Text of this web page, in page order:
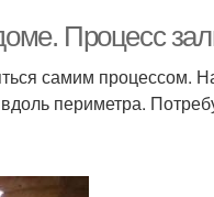
Процесс
самим процессом.
периметра.